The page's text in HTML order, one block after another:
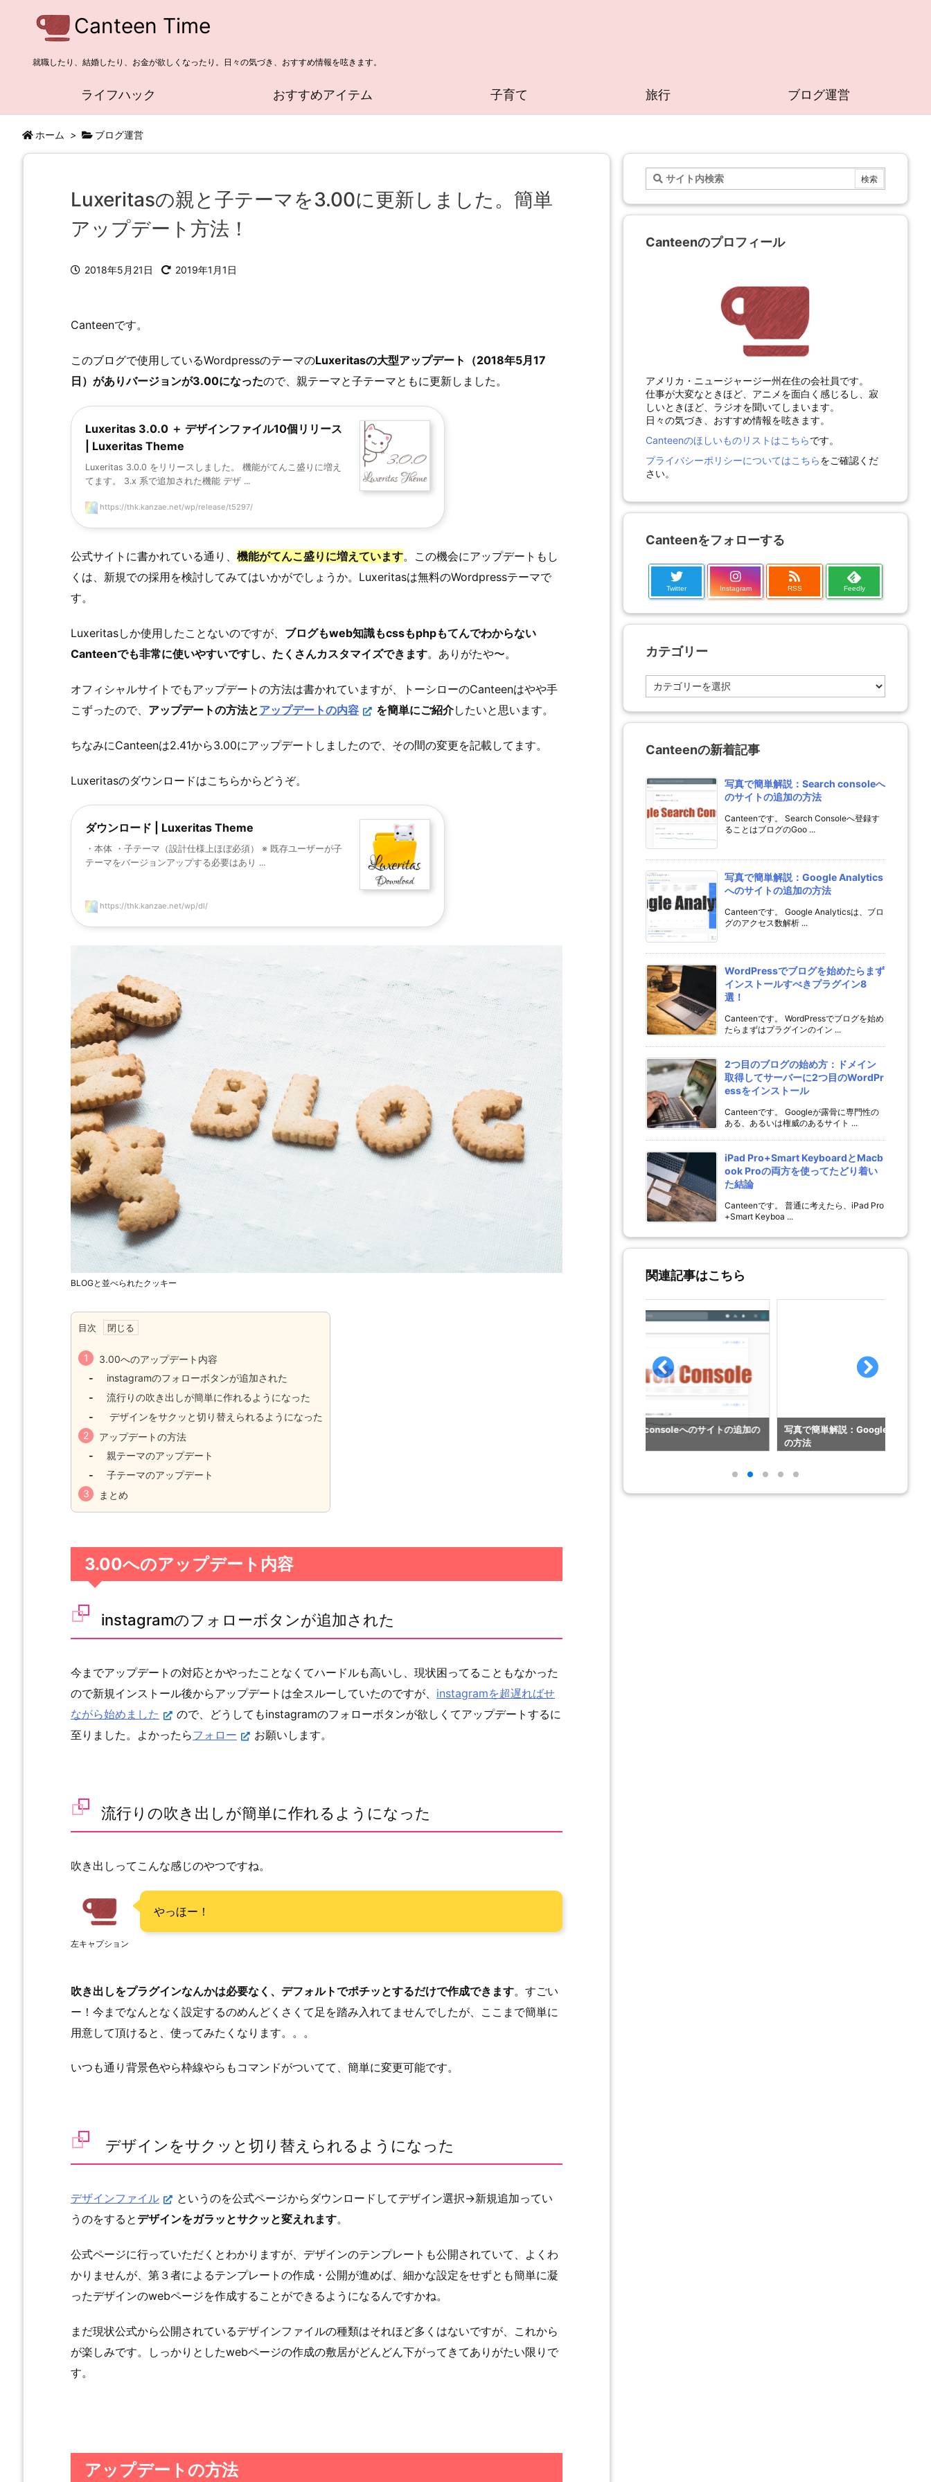
Canteen Time
就職したり、結婚したり、お金が欲しくなったり。日々の気づき、おすすめ情報を呟きます。
ライフハック おすすめアイテム 子育て 旅行 ブログ運営
ホーム > ブログ運営
Luxeritasの親と子テーマを3.00に更新しました。簡単
アップデート方法！
2018年5月21日 2019年1月1日
Canteenです。
このブログで使用しているWordpressのテーマのLuxeritasの大型アップデート（2018年5月17
日）がありバージョンが3.00になったので、親テーマと子テーマともに更新しました。
Luxeritas 3.0.0 ＋ デザインファイル10個リリース
| Luxeritas Theme
Luxeritas 3.0.0 をリリースしました。 機能がてんこ盛りに増え
てます。 3.x 系で追加された機能 デザ ...
https://thk.kanzae.net/wp/release/t5297/
公式サイトに書かれている通り、 機能がてんこ盛りに増えています。この機会にアップデートもし
くは、新規での採用を検討してみてはいかがでしょうか。Luxeritasは無料のWordpressテーマで
す。
Luxeritasしか使用したことないのですが、 ブログもweb知識もcssもphpもてんでわからない
Canteenでも非常に使いやすいですし、たくさんカスタマイズできます。ありがたや〜。
オフィシャルサイトでもアップデートの方法は書かれていますが、トーシローのCanteenはやや手
こずったので、 アップデートの方法とアップデートの内容 を簡単にご紹介したいと思います。
ちなみにCanteenは2.41から3.00にアップデートしましたので、その間の変更を記載してます。
Luxeritasのダウンロードはこちらからどうぞ。
ダウンロード | Luxeritas Theme
・本体 ・子テーマ（設計仕様上ほぼ必須） ※ 既存ユーザーが子
テーマをバージョンアップする必要はあり ...
https://thk.kanzae.net/wp/dl/
BLOGと並べられたクッキー
目次
3.00へのアップデート内容
instagramのフォローボタンが追加された
流行りの吹き出しが簡単に作れるようになった
デザインをサクッと切り替えられるようになった
アップデートの方法
親テーマのアップデート
子テーマのアップデート
まとめ
3.00へのアップデート内容
instagramのフォローボタンが追加された
今までアップデートの対応とかやったことなくてハードルも高いし、現状困ってることもなかった
ので新規インストール後からアップデートは全スルーしていたのですが、 instagramを超遅ればせ
ながら始めました
ので、どうしてもinstagramのフォローボタンが欲しくてアップデートするに
至りました。よかったらフォロー お願いします。
流行りの吹き出しが簡単に作れるようになった
吹き出しってこんな感じのやつですね。
左キャプション
やっほー！
吹き出しをプラグインなんかは必要なく、デフォルトでポチッとするだけで作成できます。すごい
ー！今までなんとなく設定するのめんどくさくて足を踏み入れてませんでしたが、ここまで簡単に
用意して頂けると、使ってみたくなります。。。
いつも通り背景色やら枠線やらもコマンドがついてて、簡単に変更可能です。
デザインをサクッと切り替えられるようになった
デザインファイル
というのを公式ページからダウンロードしてデザイン選択→新規追加ってい
うのをすると デザインをガラッとサクッと変えれます。
公式ページに行っていただくとわかりますが、デザインのテンプレートも公開されていて、よくわ
かりませんが、第３者によるテンプレートの作成・公開が進めば、細かな設定をせずとも簡単に凝
ったデザインのwebページを作成することができるようになるんですかね。
まだ現状公式から公開されているデザインファイルの種類はそれほど多くはないですが、これから
が楽しみです。しっかりとしたwebページの作成の敷居がどんどん下がってきてありがたい限りで
す。
アップデートの方法
Canteenのプロフィール
アメリカ・ニュージャージー州在住の会社員です。
仕事が大変なときほど、アニメを面白く感じるし、寂
しいときほど、ラジオを聞いてしまいます。
日々の気づき、おすすめ情報を呟きます。
Canteenのほしいものリストはこちらです。
プライバシーポリシーについてはこちらをご確認くだ
さい。
Canteenをフォローする
Twitter Instagram RSS Feedly
カテゴリー
テ
リ
Canteenの新着記事
写真で簡単解説：Search consoleへ
のサイトの追加の方法
Canteenです。 Search Consoleへ登録す
ることはブログのGoo ...
写真で簡単解説：Google Analytics
へのサイトの追加の方法
Canteenです。 Google Analyticsは、ブロ
グのアクセス数解析 ...
WordPressでブログを始めたらまず
インストールすべきプラグイン8
選！
Canteenです。 WordPressでブログを始め
たらまずはプラグインのイン ...
2つ目のブログの始め方：ドメイン
取得してサーバーに2つ目のWordPr
essをインストール
Canteenです。 Googleが露骨に専門性の
ある、あるいは権威のあるサイト ...
iPad Pro+Smart KeyboardとMacb
ook Proの両方を使ってたどり着い
た結論
Canteenです。 普通に考えたら、iPad Pro
+Smart Keyboa ...
関連記事はこちら
：ドメイン取得してサーバーに
を簡単にアップ！
写真で簡単解説：Google Analyticsへのサイトの追加